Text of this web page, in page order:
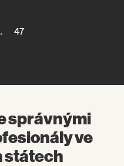
47
správnými
ve
státech